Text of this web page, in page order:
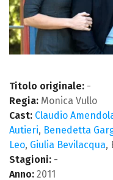
Titolo originale: -
Regia: Monica Vullo
Cast: Claudio
Autieri, Benedetta
Leo, Giulia Bevilacqua,
Stagioni: -
Anno: 2011